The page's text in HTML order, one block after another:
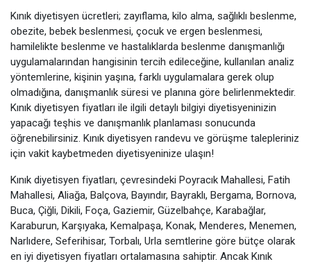
Kınık diyetisyen ücretleri; zayıflama, kilo alma, sağlıklı beslenme,
obezite, bebek beslenmesi, çocuk ve ergen beslenmesi,
hamilelikte beslenme ve hastalıklarda beslenme danışmanlığı
uygulamalarından hangisinin tercih edileceğine, kullanılan analiz
yöntemlerine, kişinin yaşına, farklı uygulamalara gerek olup
olmadığına, danışmanlık süresi ve planına göre belirlenmektedir.
Kınık diyetisyen fiyatları ile ilgili detaylı bilgiyi diyetisyeninizin
yapacağı teşhis ve danışmanlık planlaması sonucunda
öğrenebilirsiniz. Kınık diyetisyen randevu ve görüşme talepleriniz
için vakit kaybetmeden diyetisyeninize ulaşın!
Kınık diyetisyen fiyatları, çevresindeki Poyracık Mahallesi, Fatih
Mahallesi, Aliağa, Balçova, Bayındır, Bayraklı, Bergama, Bornova,
Buca, Çiğli, Dikili, Foça, Gaziemir, Güzelbahçe, Karabağlar,
Karaburun, Karşıyaka, Kemalpaşa, Konak, Menderes, Menemen,
Narlıdere, Seferihisar, Torbalı, Urla semtlerine göre bütçe olarak
en iyi diyetisyen fiyatları ortalamasına sahiptir. Ancak Kınık